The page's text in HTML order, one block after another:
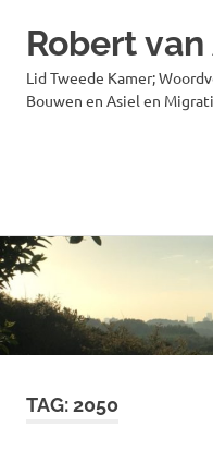
Ga
naar
de
inhoud
Robert
Lid Tweede Kamer;
Bouwen en Asiel en
TAG:2050